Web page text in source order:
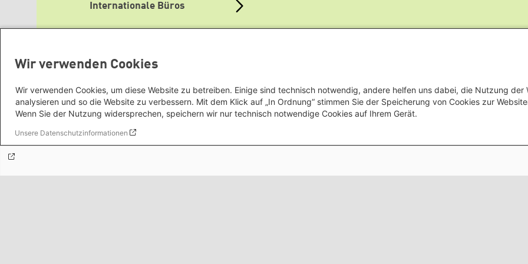
Internationale Büros
Mediatheken
Wir verwenden Cookies
Wir verwenden Cookies, um diese Website zu betreiben. Einige sind technisch notwendig, andere helfen uns dabei, die Nutzung der
analysieren und so die Website zu verbessern. Mit dem Klick auf „In Ordnung“ stimmen Sie der Speicherung von Cookies zur
Wenn Sie der Nutzung widersprechen, speichern wir nur technisch notwendige Cookies auf Ihrem Gerät.
Unsere Datenschutzinformationen